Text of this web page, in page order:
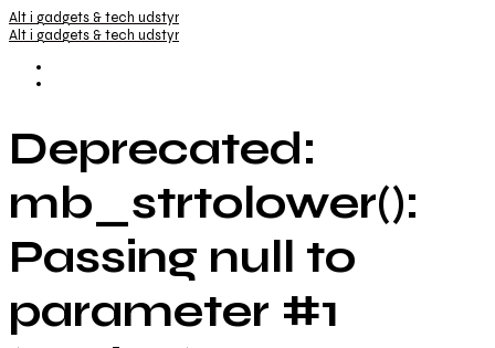
Alt i gadgets & tech udstyr
Alt i gadgets & tech udstyr
Deprecated:
mb_strtolower():
Passing null to
parameter #1